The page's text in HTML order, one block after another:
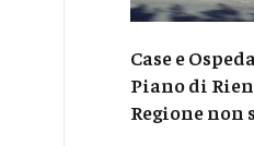
Case e
Piano di
Regione non